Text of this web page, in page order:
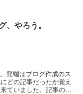
、やろう。
発端はブログ作成のス
どの記事だったか覚え
ていました。記事の閲